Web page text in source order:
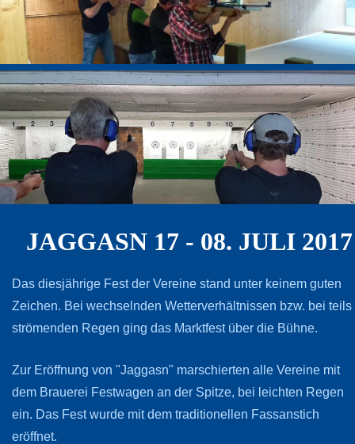
JAGGASN 17 - 08. JULI 2017
Das diesjährige Fest der Vereine stand unter keinem guten
Zeichen. Bei wechselnden Wetterverhältnissen bzw. bei teils
strömenden Regen ging das Marktfest über die Bühne.
Zur Eröffnung von "Jaggasn" marschierten alle Vereine mit
dem Brauerei Festwagen an der Spitze, bei leichten Regen
ein. Das Fest wurde mit dem traditionellen Fassanstich
eröffnet.